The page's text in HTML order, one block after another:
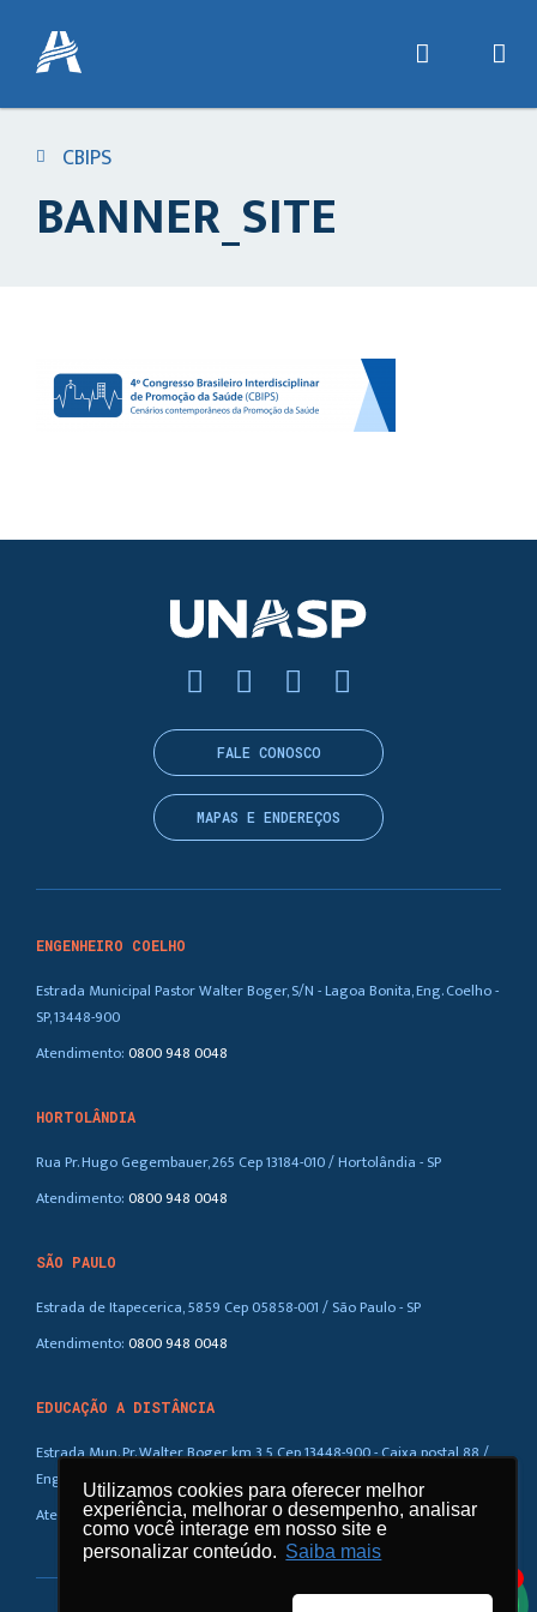
Utilizamos cookies para oferecer melhor
experiência, melhorar o desempenho, analisar
como você interage em nosso site e
personalizar conteúdo. Saiba mais
Utilizamos cookies para oferecer melhor
experiência, melhorar o desempenho, analisar
como você interage em nosso site e
personalizar conteúdo. Saiba mais
CBIPS
BANNER_SITE
ENGENHEIRO COELHO
Estrada Municipal Pastor Walter Boger, S/N - Lagoa Bonita, Eng. Coelho -
SP, 13448-900
Atendimento:0800 948 0048
HORTOLÂNDIA
Rua Pr. Hugo Gegembauer, 265 Cep 13184-010 / Hortolândia - SP
Atendimento:0800 948 0048
SÃO PAULO
Estrada de Itapecerica, 5859 Cep 05858-001 / São Paulo - SP
Atendimento:0800 948 0048
EDUCAÇÃO A DISTÂNCIA
Estrada Mun. Pr. Walter Boger, km 3,5 Cep 13448-900 - Caixa postal 88 /
Eng. Coelho – SP
Atendimento:0800 948 0048
FALE CONOSCO
MAPAS E ENDEREÇOS